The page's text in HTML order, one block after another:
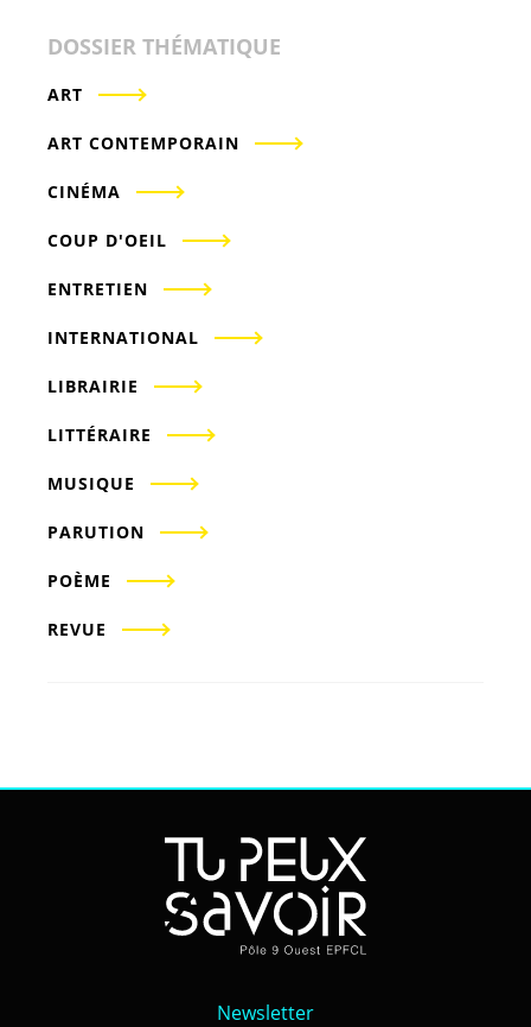
DOSSIER THÉMATIQUE
ART
ART CONTEMPORAIN
CINÉMA
COUP D'OEIL
ENTRETIEN
INTERNATIONAL
LIBRAIRIE
LITTÉRAIRE
MUSIQUE
PARUTION
POÈME
REVUE
Newsletter
Newsletter